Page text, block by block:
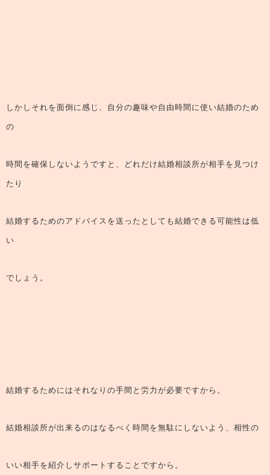
しかしそれを面倒に感じ、自分の趣味や自由時間に使い結婚のため
の
時間を確保しないようですと、どれだけ結婚相談所が相手を見つけ
たり
結婚するためのアドバイスを送ったとしても結婚できる可能性は低
い
でしょう。
結婚するためにはそれなりの手間と労力が必要ですから。
結婚相談所が出来るのはなるべく時間を無駄にしないよう、相性の
いい相手を紹介しサポートすることですから。